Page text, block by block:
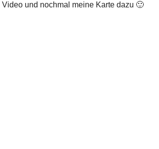
Video und nochmal meine Karte dazu 🙂